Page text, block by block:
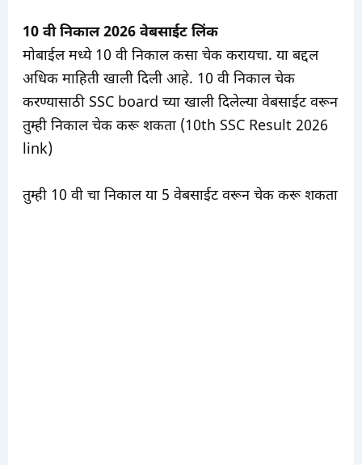
10 वी निकाल 2026 वेबसाईट लिंक
मोबाईल मध्ये 10 वी निकाल कसा चेक करायचा. या बद्दल
अधिक माहिती खाली दिली आहे. 10 वी निकाल चेक
करण्यासाठी SSC board च्या खाली दिलेल्या वेबसाईट वरून
तुम्ही निकाल चेक करू शकता (10th SSC Result 2026
link)
तुम्ही 10 वी चा निकाल या 5 वेबसाईट वरून चेक करू शकता